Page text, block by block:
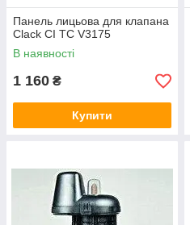
Панель лицьова для клапана
Clack CI TC V3175
В наявності
1 160 ₴
Купити